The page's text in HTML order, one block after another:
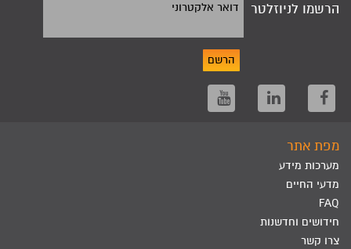
הרשמו לניוזלטר דואר אלקטרוני
הרשם
מפת אתר
מערכות מידע
מדעי החיים
FAQ
חידושים וחדשנות
צרו קשר